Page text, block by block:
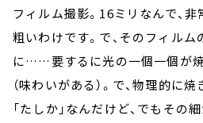
フィルム撮影。16ミリなんで、非
粗いわけです。で、そのフィルム
に……要するに光の一個一個が
（味わいがある）。で、物理的に
「たしか」なんだけど、でもその